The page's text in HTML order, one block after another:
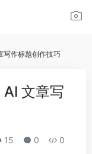
写作标题创作技巧
文章写
15 0 0